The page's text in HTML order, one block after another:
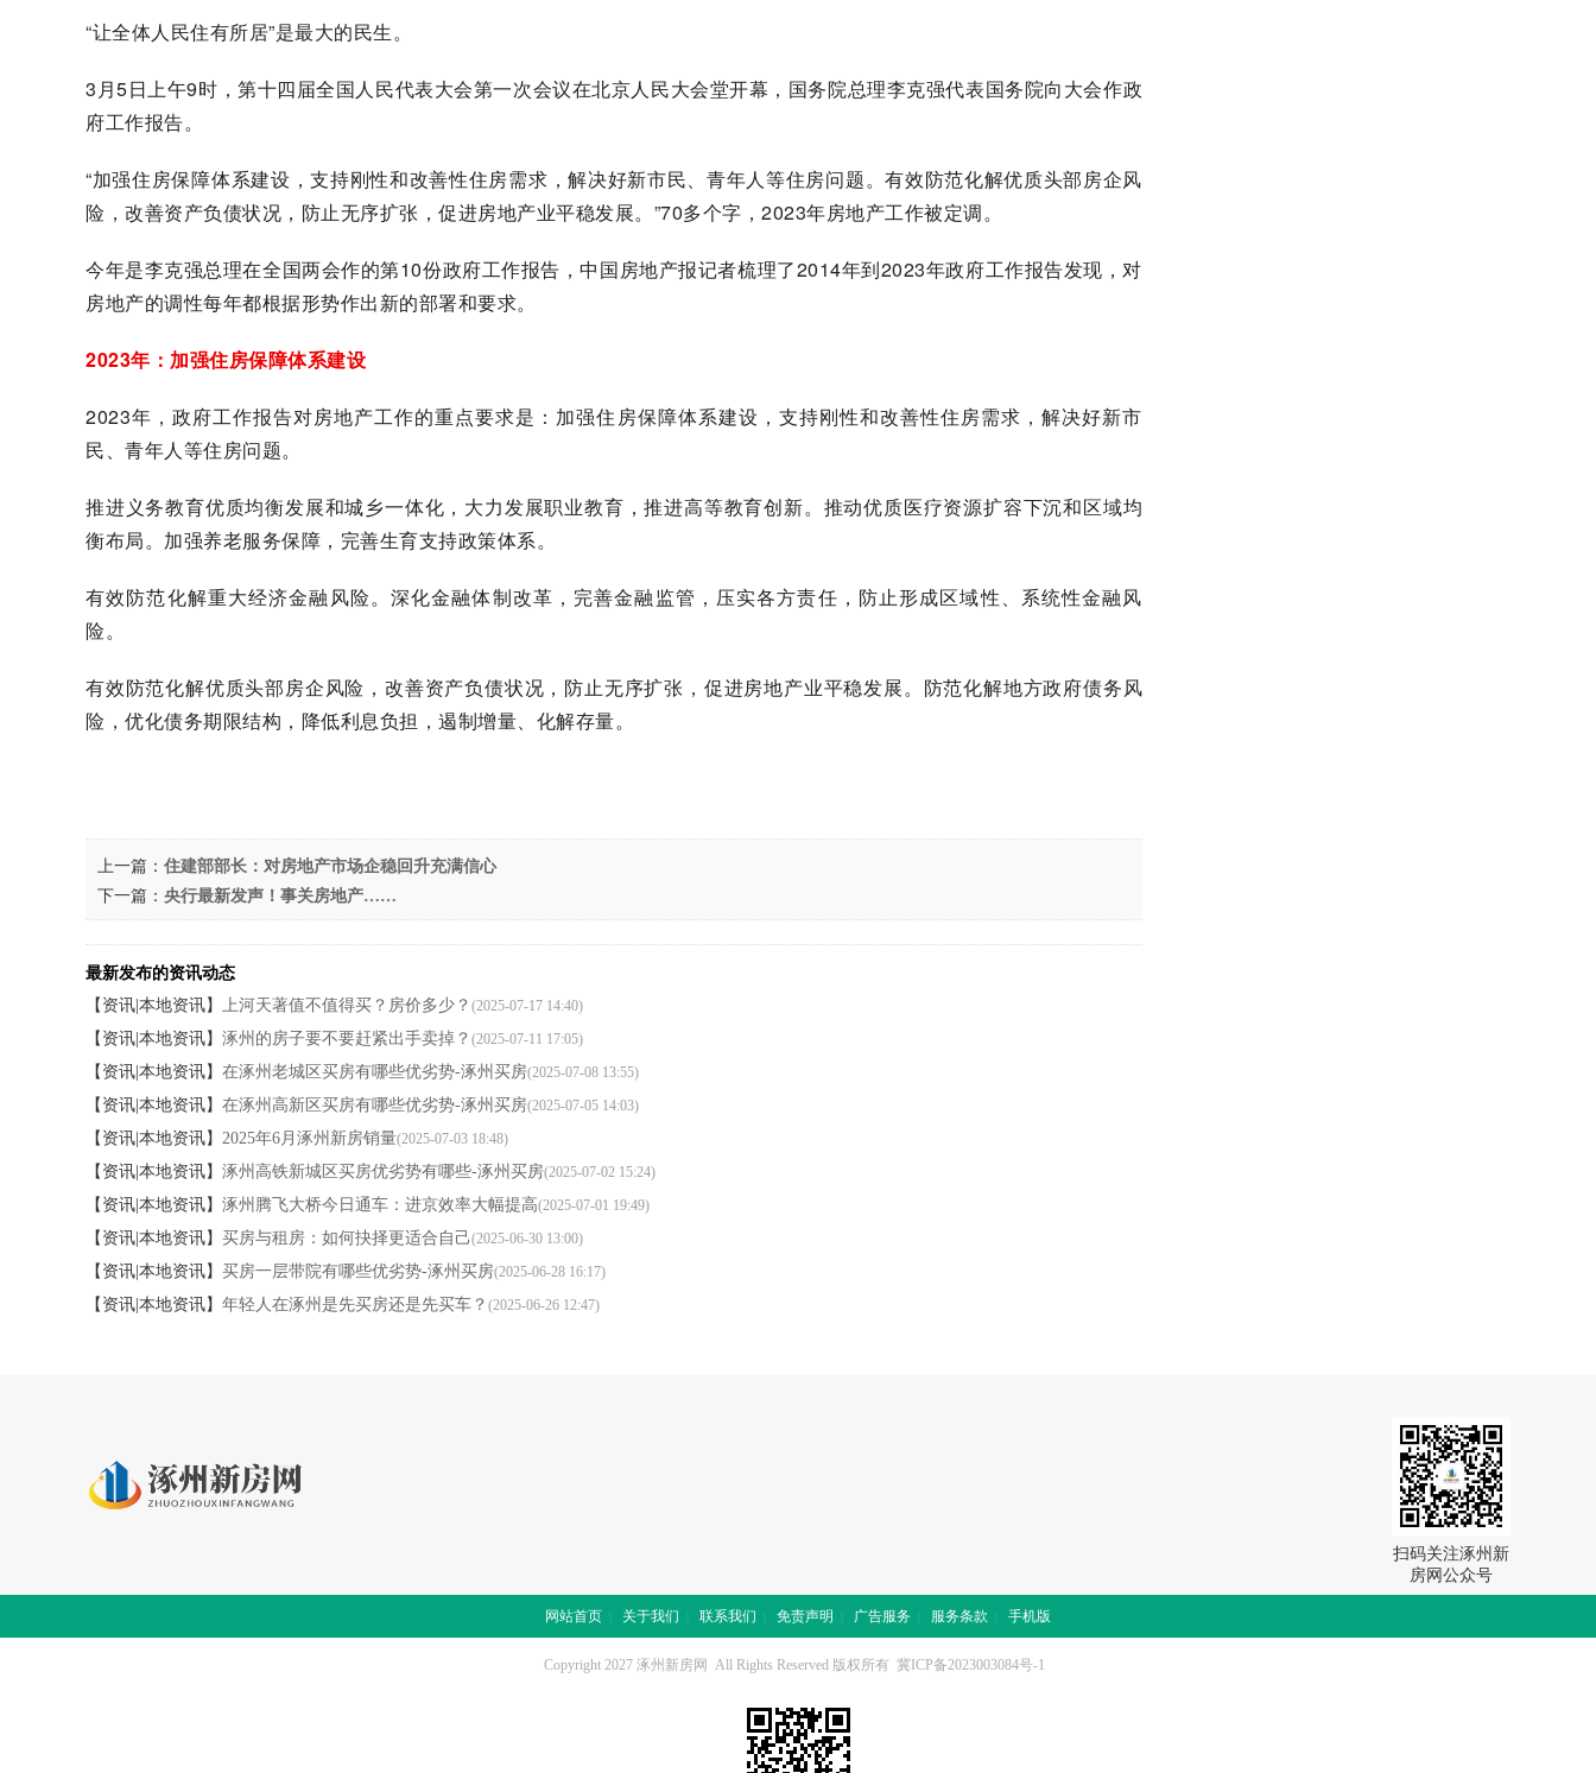
“让全体人民住有所居”是最大的民生。
3月5日上午9时，第十四届全国人民代表大会第一次会议在北京人民大会堂开幕，国务院总理李克强代表国务院向大会作政
府工作报告。
“加强住房保障体系建设，支持刚性和改善性住房需求，解决好新市民、青年人等住房问题。有效防范化解优质头部房企风
险，改善资产负债状况，防止无序扩张，促进房地产业平稳发展。”70多个字，2023年房地产工作被定调。
今年是李克强总理在全国两会作的第10份政府工作报告，中国房地产报记者梳理了2014年到2023年政府工作报告发现，对
房地产的调性每年都根据形势作出新的部署和要求。
2023年：加强住房保障体系建设
2023年，政府工作报告对房地产工作的重点要求是：加强住房保障体系建设，支持刚性和改善性住房需求，解决好新市
民、青年人等住房问题。
推进义务教育优质均衡发展和城乡一体化，大力发展职业教育，推进高等教育创新。推动优质医疗资源扩容下沉和区域均
衡布局。加强养老服务保障，完善生育支持政策体系。
有效防范化解重大经济金融风险。深化金融体制改革，完善金融监管，压实各方责任，防止形成区域性、系统性金融风
险。
有效防范化解优质头部房企风险，改善资产负债状况，防止无序扩张，促进房地产业平稳发展。防范化解地方政府债务风
险，优化债务期限结构，降低利息负担，遏制增量、化解存量。
上一篇： 住建部部长：对房地产市场企稳回升充满信心
下一篇： 央行最新发声！事关房地产……
最新发布的资讯动态
【资讯|本地资讯】 上河天著值不值得买？房价多少？ (2025-07-17 14:40)
【资讯|本地资讯】 涿州的房子要不要赶紧出手卖掉？ (2025-07-11 17:05)
【资讯|本地资讯】 在涿州老城区买房有哪些优劣势-涿州买房(2025-07-08 13:55)
【资讯|本地资讯】 在涿州高新区买房有哪些优劣势-涿州买房(2025-07-05 14:03)
【资讯|本地资讯】 2025年6月涿州新房销量(2025-07-03 18:48)
【资讯|本地资讯】 涿州高铁新城区买房优劣势有哪些-涿州买房(2025-07-02 15:24)
【资讯|本地资讯】 涿州腾飞大桥今日通车：进京效率大幅提高(2025-07-01 19:49)
【资讯|本地资讯】 买房与租房：如何抉择更适合自己(2025-06-30 13:00)
【资讯|本地资讯】 买房一层带院有哪些优劣势-涿州买房(2025-06-28 16:17)
【资讯|本地资讯】 年轻人在涿州是先买房还是先买车？ (2025-06-26 12:47)
扫码关注涿州新
房网公众号
网站首页 关于我们 联系我们 免责声明 广告服务 服务条款 手机版
Copyright 2027 涿州新房网 All Rights Reserved 版权所有 冀ICP备2023003084号-1